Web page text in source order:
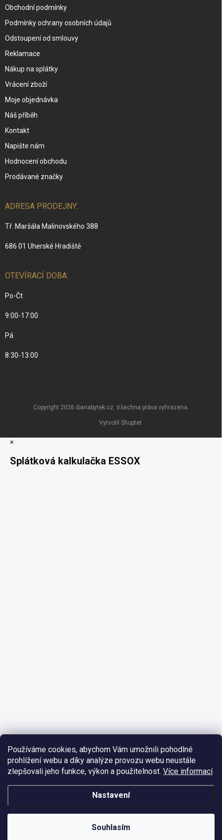
Používáme cookies, abychom Vám umožnili pohodlné
prohlížení webu a díky analýze provozu webu neustále
zlepšovali jeho funkce, výkon a použitelnost. Více informací
Nastavení
Souhlasím
Obchodní podmínky
Podmínky ochrany osobních údajů
Odstoupení od smlouvy
Reklamace
Nákup na splátky
Vrácení zboží
Moje objednávka
Náš příběh
Kontakt
Napište nám
Hodnocení obchodu
Prodávané značky
ADRESA PRODEJNY:
Tř. Maršála Malinovského 388
686 01 Uherské Hradiště
OTEVÍRACÍ DOBA:
Po-Čt
9:00-17:00
Pá
8:30-13:00
Vytvořil Shoptet
Copyright 2026 ibanabytek.cz. Všechna práva vyhrazena.
×
Splátková kalkulačka ESSOX